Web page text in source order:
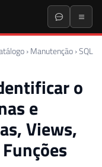
› Manutenção ›SQL
o
e
Views,